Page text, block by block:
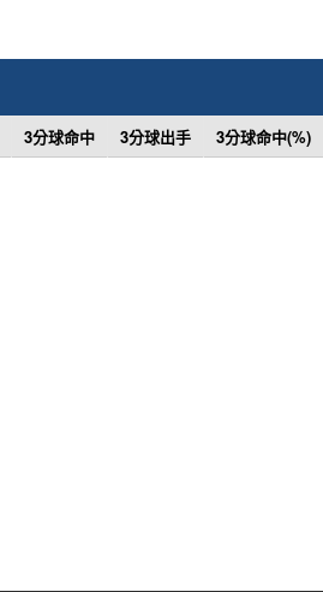
3分球命中 3分球出手 3分球命中(%)